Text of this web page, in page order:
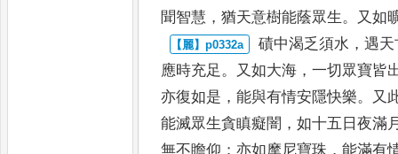
聞智慧 ，猶天意樹能蔭眾生 。
又如
磧中渴乏須水 ，遇天
應時充足 。 又如大海 ，一切眾寶皆
亦復如是 ，能與有情安隱快樂。
又
能滅眾生貪瞋癡闇 ，如十五日夜滿
無不瞻仰 ；亦如摩尼寶珠 ，能滿有